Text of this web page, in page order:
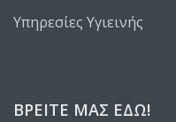
Υπηρεσίες Υγιεινής
ΒΡΕΊΤΕ ΜΑΣ ΕΔΏ!